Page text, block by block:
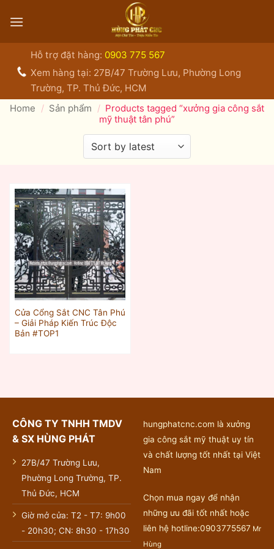
qua
Hỗ trợ đặt hàng: 0903 775 567
Xem hàng tại: 27B/47 Trường Lưu, Phường Long
Trường, TP. Thủ Đức, HCM
Home / Sản phẩm / Products tagged “xưởng gia công sắt
mỹ thuật tân phú”
Cửa Cổng Sắt CNC Tân Phú
– Giải Pháp Kiến Trúc Độc
Bản #TOP1
CÔNG TY TNHH TMDV
& SX HÙNG PHÁT
27B/47 Trường Lưu,
Phường Long Trường, TP.
Thủ Đức, HCM
Giờ mở cửa: T2 - T7: 9h00
- 20h30; CN: 8h30 - 17h30
hungphatcnc.com là xưởng
gia công sắt mỹ thuật uy tín
và chất lượng tốt nhất tại Việt
Nam
Chọn mua ngay để nhận
những ưu đãi tốt nhất hoặc
liên hệ hotline:0903775567 Mr
Hùng